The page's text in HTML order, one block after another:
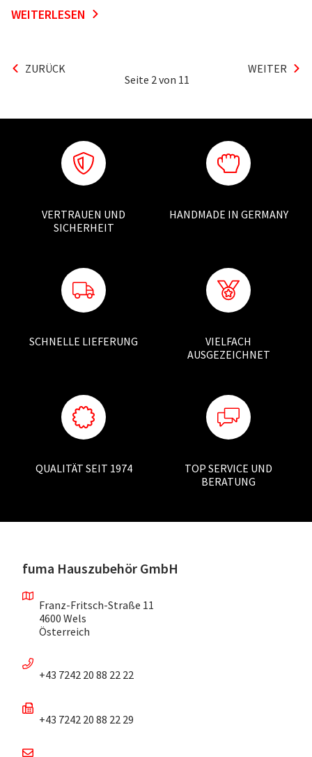
WEITERLESEN
ZURÜCK
Seite 2 von 11
WEITER
VERTRAUEN UND
SICHERHEIT
HANDMADE IN GERMANY
SCHNELLE LIEFERUNG
VIELFACH
AUSGEZEICHNET
QUALITÄT SEIT 1974
TOP SERVICE UND
BERATUNG
fuma Hauszubehör GmbH
Franz-Fritsch-Straße 11
4600 Wels
Österreich
+43 7242 20 88 22 22
+43 7242 20 88 22 29